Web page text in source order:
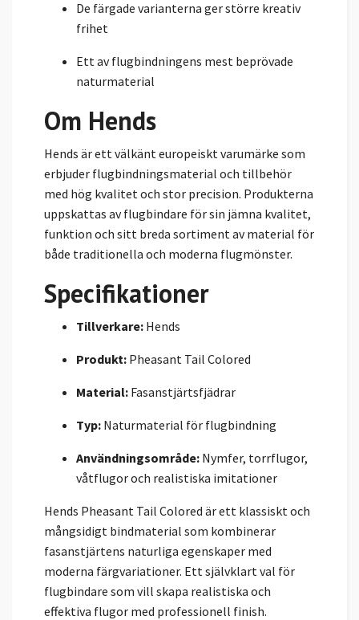
De färgade varianterna ger större kreativ
frihet
Ett av flugbindningens mest beprövade
naturmaterial
Om Hends
Hends är ett välkänt europeiskt varumärke som
erbjuder flugbindningsmaterial och tillbehör
med hög kvalitet och stor precision. Produkterna
uppskattas av flugbindare för sin jämna kvalitet,
funktion och sitt breda sortiment av material för
både traditionella och moderna flugmönster.
Specifikationer
Tillverkare: Hends
Produkt: Pheasant Tail Colored
Material: Fasanstjärtsfjädrar
Typ: Naturmaterial för flugbindning
Användningsområde: Nymfer, torrflugor,
våtflugor och realistiska imitationer
Hends Pheasant Tail Colored är ett klassiskt och
mångsidigt bindmaterial som kombinerar
fasanstjärtens naturliga egenskaper med
moderna färgvariationer. Ett självklart val för
flugbindare som vill skapa realistiska och
effektiva flugor med professionell finish.